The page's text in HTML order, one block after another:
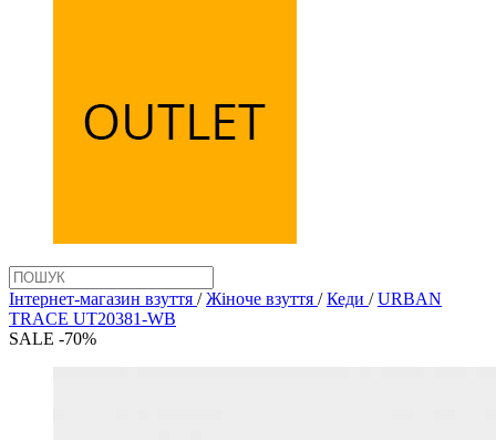
Інтернет-магазин взуття / Жіноче взуття / Кеди / URBAN
TRACE UT20381-WB
SALE -70%